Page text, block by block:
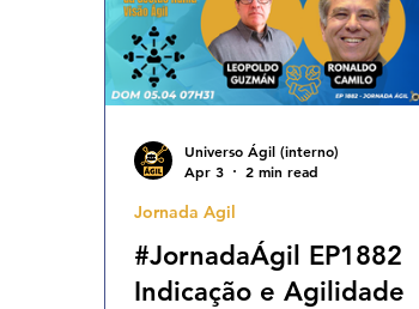
#JornadaÁgil EP1882
Indicação e Agilidade
Jornada Agil
Universo Ágil (interno)
Apr 3
2 min read